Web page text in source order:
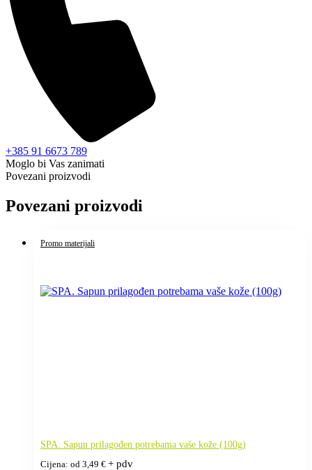
+385 91 6673 789
Moglo bi Vas zanimati
Povezani proizvodi
Povezani proizvodi
Promo materijali
SPA. Sapun prilagođen potrebama vaše kože (100g)
Cijena: od 3,49 € + pdv